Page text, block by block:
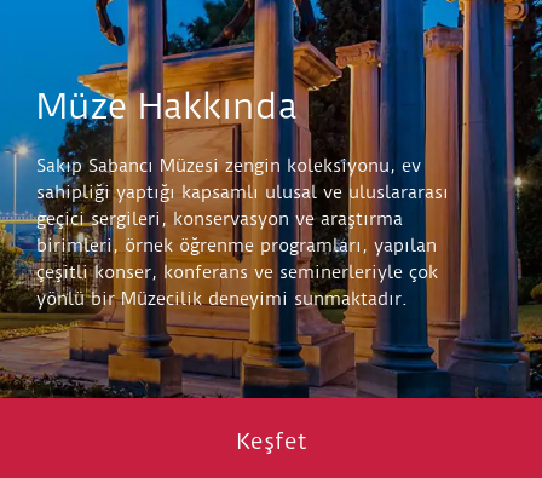
Müze Hakkında
Sakıp Sabancı Müzesi zengin koleksiyonu, ev
sahipliği yaptığı kapsamlı ulusal ve uluslararası
geçici sergileri, konservasyon ve araştırma
birimleri, örnek öğrenme programları, yapılan
çeşitli konser, konferans ve seminerleriyle çok
yönlü bir Müzecilik deneyimi sunmaktadır.
Keşfet